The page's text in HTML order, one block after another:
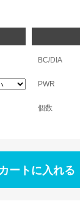
BC/DIA
PWR
個数